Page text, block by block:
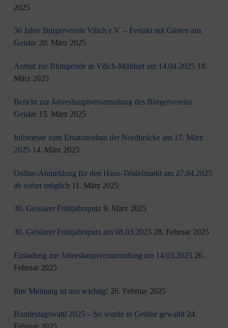
2025
50 Jahre Bürgerverein Vilich e.V. – Festakt mit Gästen aus
Geislar 20. März 2025
Aufruf zur Blutspende in Vilich-Müldorf am 14.04.2025 18.
März 2025
Bericht zur Jahreshauptversammlung des Bürgervereins
Geislar 15. März 2025
Infomesse zum Ersatzneubau der Nordbrücke am 17. März
2025 14. März 2025
Online-Anmeldung für den Haus-Trödelmarkt am 27.04.2025
ab sofort möglich 11. März 2025
30. Geislarer Frühjahrsputz 9. März 2025
30. Geislarer Frühjahrsputz am 08.03.2025 28. Februar 2025
Einladung zur Jahreshauptversammlung am 14.03.2025 26.
Februar 2025
Ihre Meinung ist uns wichtig! 26. Februar 2025
Bundestagswahl 2025 – So wurde in Geislar gewählt 24.